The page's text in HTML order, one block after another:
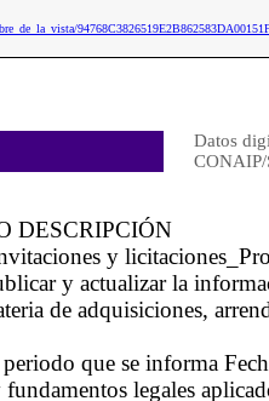
Datos
DESCRIPCIÓN
y
y actualizar la
de adquisiciones,
que se informa
legales